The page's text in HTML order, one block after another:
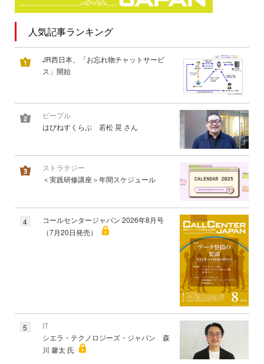
人気記事ランキング
JR西日本、「お忘れ物チャットサービ
ス」開始
ピープル
はぴねすくらぶ 若松 晃 さん
ストラテジー
＜実践研修講座＞年間スケジュール
4
コールセンタージャパン 2026年8月号
（7月20日発売）
5
IT
シエラ・テクノロジーズ・ジャパン 森
川 馨太 氏